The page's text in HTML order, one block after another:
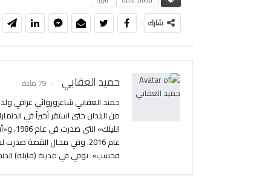
شارك
حميد العقابي 79 مادة
عام 2016. وفي مجال القصة
فحسب». توفي في مدينة (فايله)